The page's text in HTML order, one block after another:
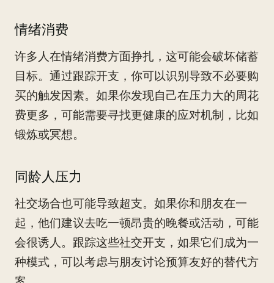
情绪消费
许多人在情绪消费方面挣扎，这可能会破坏储蓄
目标。通过跟踪开支，你可以识别导致不必要购
买的触发因素。如果你发现自己在压力大的周花
费更多，可能需要寻找更健康的应对机制，比如
锻炼或冥想。
同龄人压力
社交场合也可能导致超支。如果你和朋友在一
起，他们建议去吃一顿昂贵的晚餐或活动，可能
会很诱人。跟踪这些社交开支，如果它们成为一
种模式，可以考虑与朋友讨论预算友好的替代方